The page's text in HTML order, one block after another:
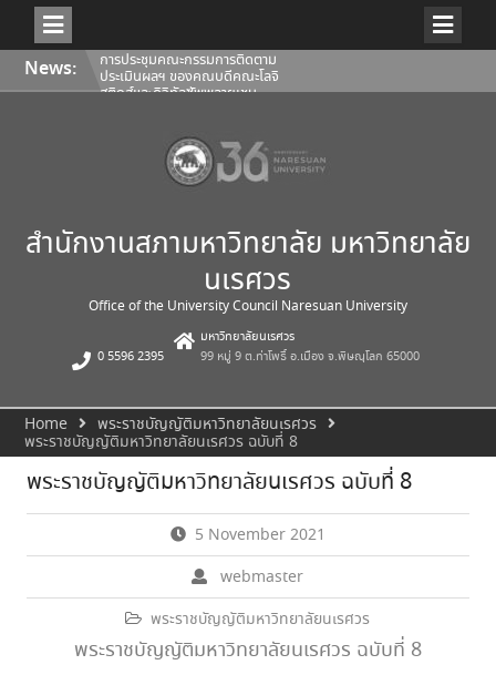
Skip
content
News: การประชุมคณะกรรมการติดตาม
ประเมินผลฯ ของคณบดีคณะโลจิ
สติกส์และดิจิทัลซัพพลายเชน
ครั้งที่ 350 (8/2569) วันเสาร์ที่ 1
สิงหาคม 2569
การประชุมคณะกรรมการติดตาม
ประเมินผลฯ ของคณบดีคณะ
สำนักงานสภามหาวิทยาลัย มหาวิทยาลัย
นเรศวร
Office of the University Council Naresuan University
0 5596 2395
มหาวิทยาลัยนเรศวร
99 หมู่ 9 ต.ท่าโพธิ์ อ.เมือง จ.พิษณุโลก 65000
Home
พระราชบัญญัติมหาวิทยาลัยนเรศวร
พระราชบัญญัติมหาวิทยาลัยนเรศวร ฉบับที่ 8
พระราชบัญญัติมหาวิทยาลัยนเรศวร ฉบับที่ 8
5 November 2021
webmaster
พระราชบัญญัติมหาวิทยาลัยนเรศวร
พระราชบัญญัติมหาวิทยาลัยนเรศวร ฉบับที่ 8